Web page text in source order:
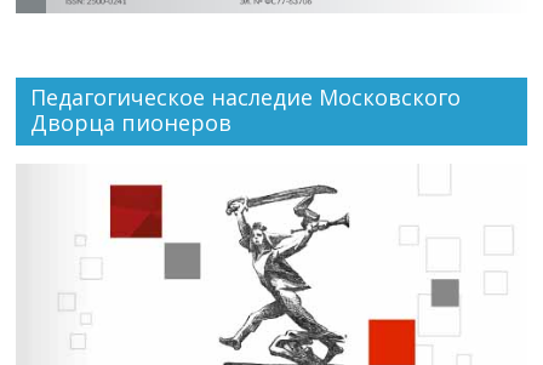
Педагогическое наследие Московского
Дворца пионеров